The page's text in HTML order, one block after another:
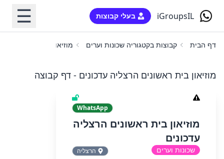
iGroupsIL בעלי קבוצות ☰
דף הבית קבוצות בקטגוריה שכונות וערים מוזיאון בית ראשונים
מוזיאון בית ראשונים הרצליה עדכונים - דף קבוצה
WhatsApp
מוזיאון בית ראשונים הרצליה
עדכונים
שכונות וערים הרצליה